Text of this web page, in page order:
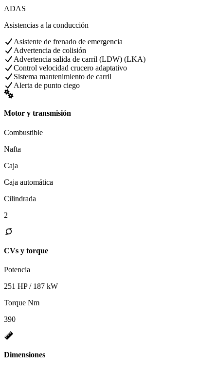
ADAS
Asistencias a la conducción
Asistente de frenado de emergencia
Advertencia de colisión
Advertencia salida de carril (LDW) (LKA)
Control velocidad crucero adaptativo
Sistema mantenimiento de carril
Alerta de punto ciego
Motor y transmisión
Combustible
Nafta
Caja
Caja automática
Cilindrada
2
CVs y torque
Potencia
251 HP / 187 kW
Torque Nm
390
Dimensiones